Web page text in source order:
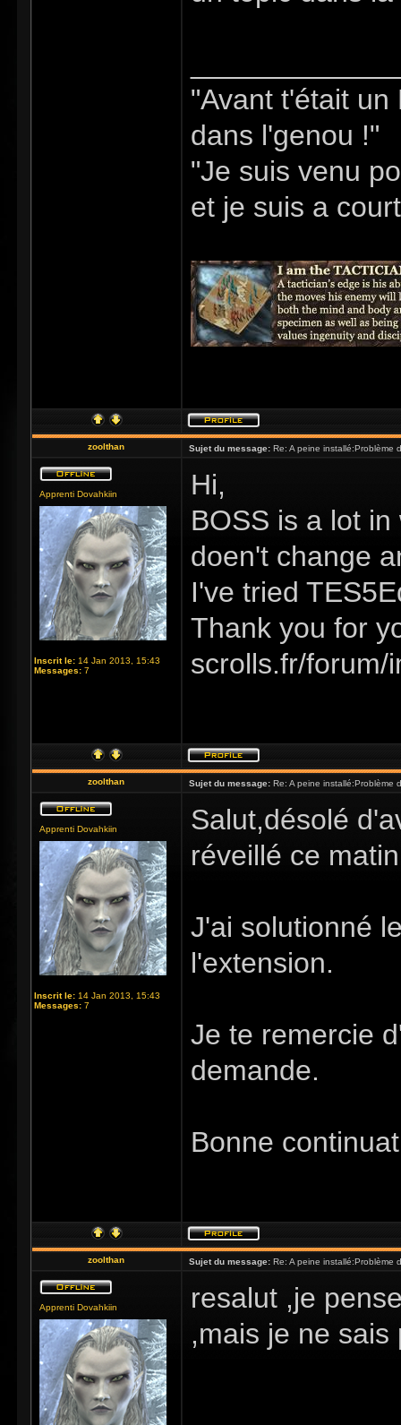
"Avant t'était
dans l'genou !"
"Je suis venu
et je suis a
zoolthan Sujet du message: Re: A peine installé:Problème
Apprenti Dovahkiin
Inscrit le: 14 Jan 2013, 15:43
Messages: 7
Hi,
BOSS is a lot
doen't change
I've tried
Thank you for
scrolls.fr/forum/
zoolthan Sujet du message: Re: A peine installé:Problème
Apprenti Dovahkiin
Inscrit le: 14 Jan 2013, 15:43
Messages: 7
Salut,désolé
réveillé ce
J'ai solutionné
l'extension.
Je te remercie
demande.
Bonne
zoolthan Sujet du message: Re: A peine installé:Problème
Apprenti Dovahkiin
resalut ,je
,mais je ne